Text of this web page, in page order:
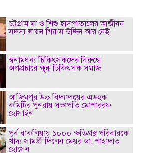
চট্টগ্রাম মা ও শিশু হাসপাতালের আজীবন
সদস্য লায়ন গিয়াস উদ্দিন আর নেই
স্বনামধন্য চিকিৎসকদের বিরুদ্ধে
অপপ্রচারে ক্ষুব্ধ চিকিৎসক সমাজ
আজিমপুর উচ্চ বিদ্যালয়ের এডহক
কমিটির পুনরায় সভাপতি মোশাররফ
হোসাইন
পূর্ব বাকলিয়ায় ১০০০ ক্ষতিগ্রস্থ পরিবারকে
খাদ্য সামগ্রী দিলেন মেয়র ডা. শাহাদাত
হোসেন